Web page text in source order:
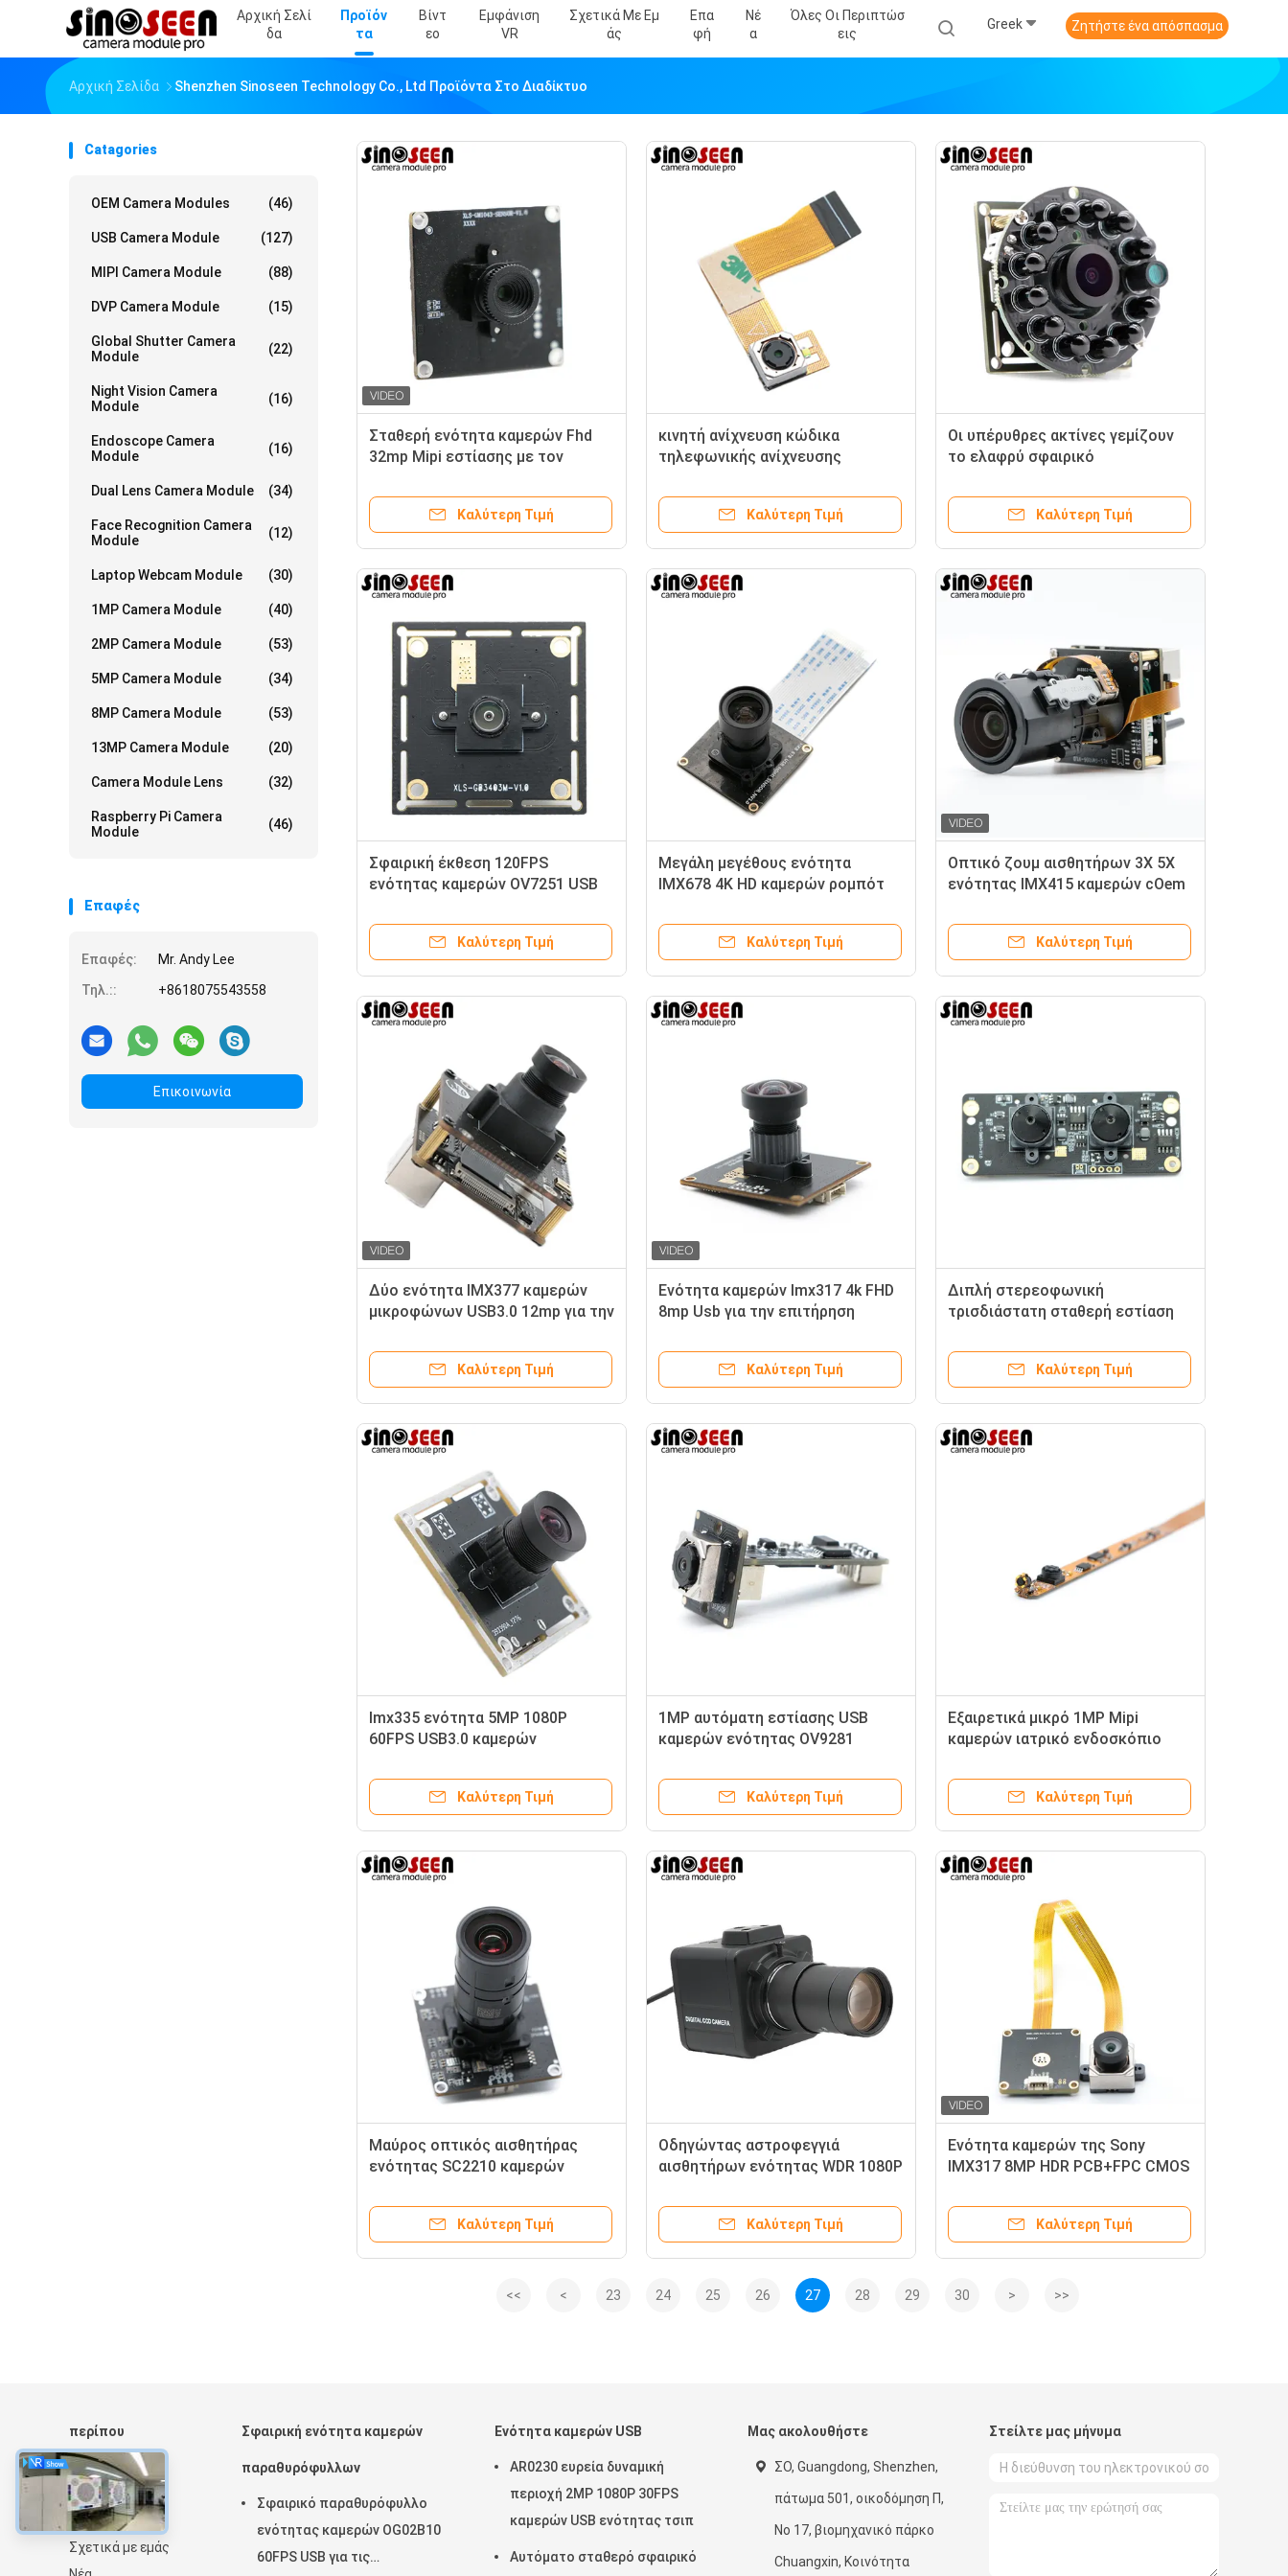
Αρχική Σελί
Δα
Προϊόν
Τα
Βίντ
Εο
Εμφάνιση
VR
Σχετικά Με Εμ
Άς
Επα
Φή
Νέ
Α
Όλες Οι Περιπτώσ
Εις
Greek Ζητήστε ένα απόσπασμα
Αρχική Σελίδα Shenzhen Sinoseen Technology Co., Ltd Προϊόντα Στο Διαδίκτυο
Catagories
OEM Camera Modules (46)
USB Camera Module (127)
MIPI Camera Module (88)
DVP Camera Module (15)
Global Shutter Camera
Module
(22)
Night Vision Camera
Module
(16)
Endoscope Camera
Module
(16)
Dual Lens Camera Module (34)
Face Recognition Camera
Module
(12)
Laptop Webcam Module (30)
1MP Camera Module (40)
2MP Camera Module (53)
5MP Camera Module (34)
8MP Camera Module (53)
13MP Camera Module (20)
Camera Module Lens (32)
Raspberry Pi Camera
Module
(46)
Επαφές
Επαφές:
Mr. Andy Lee
Τηλ.::
+8618075543558
Επικοινωνία
Σταθερή ενότητα καμερών Fhd
32mp Mipi εστίασης με τον
Καλύτερη Τιμή
κινητή ανίχνευση κώδικα
τηλεφωνικής ανίχνευσης
Mipi
Καλύτερη Τιμή
Οι υπέρυθρες ακτίνες γεμίζουν
το ελαφρύ σφαιρικό
720p 60fps ενότητας 1mp Ar0144
καμερών Usb IRΚαλύτερη Τιμή
Σφαιρική έκθεση 120FPS
ενότητας καμερών OV7251 USB
όρασης
Καλύτερη Τιμή
Μεγάλη μεγέθους ενότητα
IMX678 4K HD καμερών ρομπότ
βιομηχανική
Καλύτερη Τιμή
Οπτικό ζουμ αισθητήρων 3X 5X
ενότητας IMX415 καμερών cOem
Καλύτερη Τιμή
Δύο ενότητα IMX377 καμερών
μικροφώνων USB3.0 12mp για την
Καλύτερη Τιμή
Ενότητα καμερών Imx317 4k FHD
8mp Usb για την επιτήρηση
Καλύτερη Τιμή
Διπλή στερεοφωνική
τρισδιάστατη σταθερή εστίαση
Usb με τον αισθητήρα Omnivision
Καλύτερη Τιμή
Imx335 ενότητα 5MP 1080P
60FPS USB3.0 καμερών
ασφάλειας
Καλύτερη Τιμή
1MP αυτόματη εστίασης USB
καμερών ενότητας OV9281
αισθητήρων μίνι
Καλύτερη Τιμή
Εξαιρετικά μικρό 1MP Mipi
καμερών ιατρικό ενδοσκόπιο
χαμηλής ισχύος
Καλύτερη Τιμή
Μαύρος οπτικός αισθητήρας
ενότητας SC2210 καμερών
αστροφεγγιάς
Καλύτερη Τιμή
Οδηγώντας αστροφεγγιά
αισθητήρων ενότητας WDR 1080P
καταγραφής υπέρυθρη USB
Καλύτερη Τιμή
Ενότητα καμερών της Sony
IMX317 8MP HDR PCB+FPC CMOS
Καλύτερη Τιμή
<< < 23 24 25 26 27 28 29 30 > >>
περίπου
Αρχική Σελίδα
Προϊόντα
Εμφάνιση VR
Σχετικά με εμάς
Σφαιρική ενότητα καμερών
παραθυρόφυλλων
Σφαιρικό παραθυρόφυλλο
ενότητας καμερών OG02B10
60FPS USB για τις
Ενότητα καμερών USB
AR0230 ευρεία δυναμική
περιοχή 2MP 1080P 30FPS
καμερών USB ενότητας τσιπ
Αυτόματο σταθερό σφαιρικό
Μας ακολουθήστε
ΣΟ, Guangdong, Shenzhen,
πάτωμα 501, οικοδόμηση Π,
Νο 17, βιομηχανικό πάρκο
Chuangxin, Κοινότητα
Στείλτε μας μήνυμα